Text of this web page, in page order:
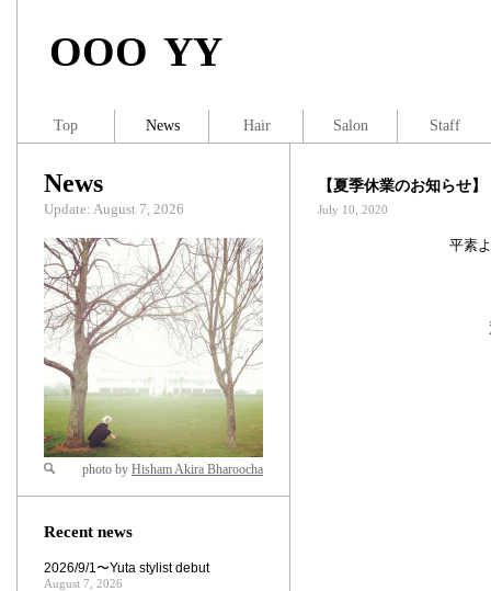
OOO YY
【夏季休業のお知らせ】
July 10, 2020
平素
News
Update: August 7, 2026
Zoom
photo by Hisham Akira Bharoocha
Recent news
2026/9/1〜Yuta stylist debut
August 7, 2026
Top News Hair Salon Staff